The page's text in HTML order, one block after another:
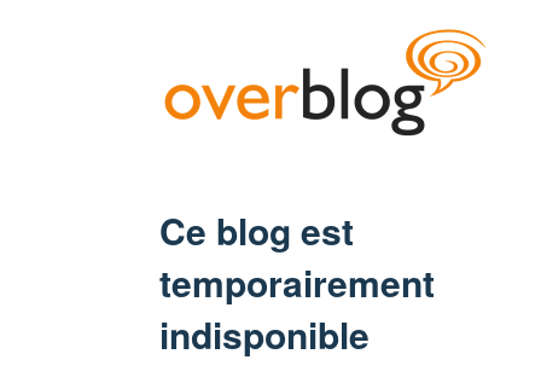
Ce blog est
temporairement
indisponible